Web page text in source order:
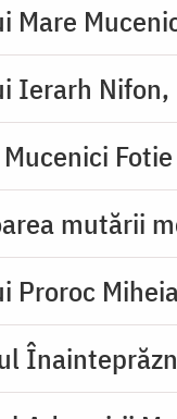
Mare
Ierarh
mutării
Proroc